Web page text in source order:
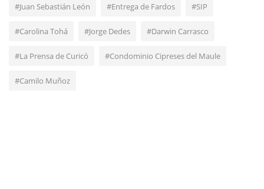
#Juan Sebastián León #Entrega de Fardos #SIP
#Carolina Tohá #Jorge Dedes #Darwin Carrasco
#La Prensa de Curicó #Condominio Cipreses del Maule
#Camilo Muñoz